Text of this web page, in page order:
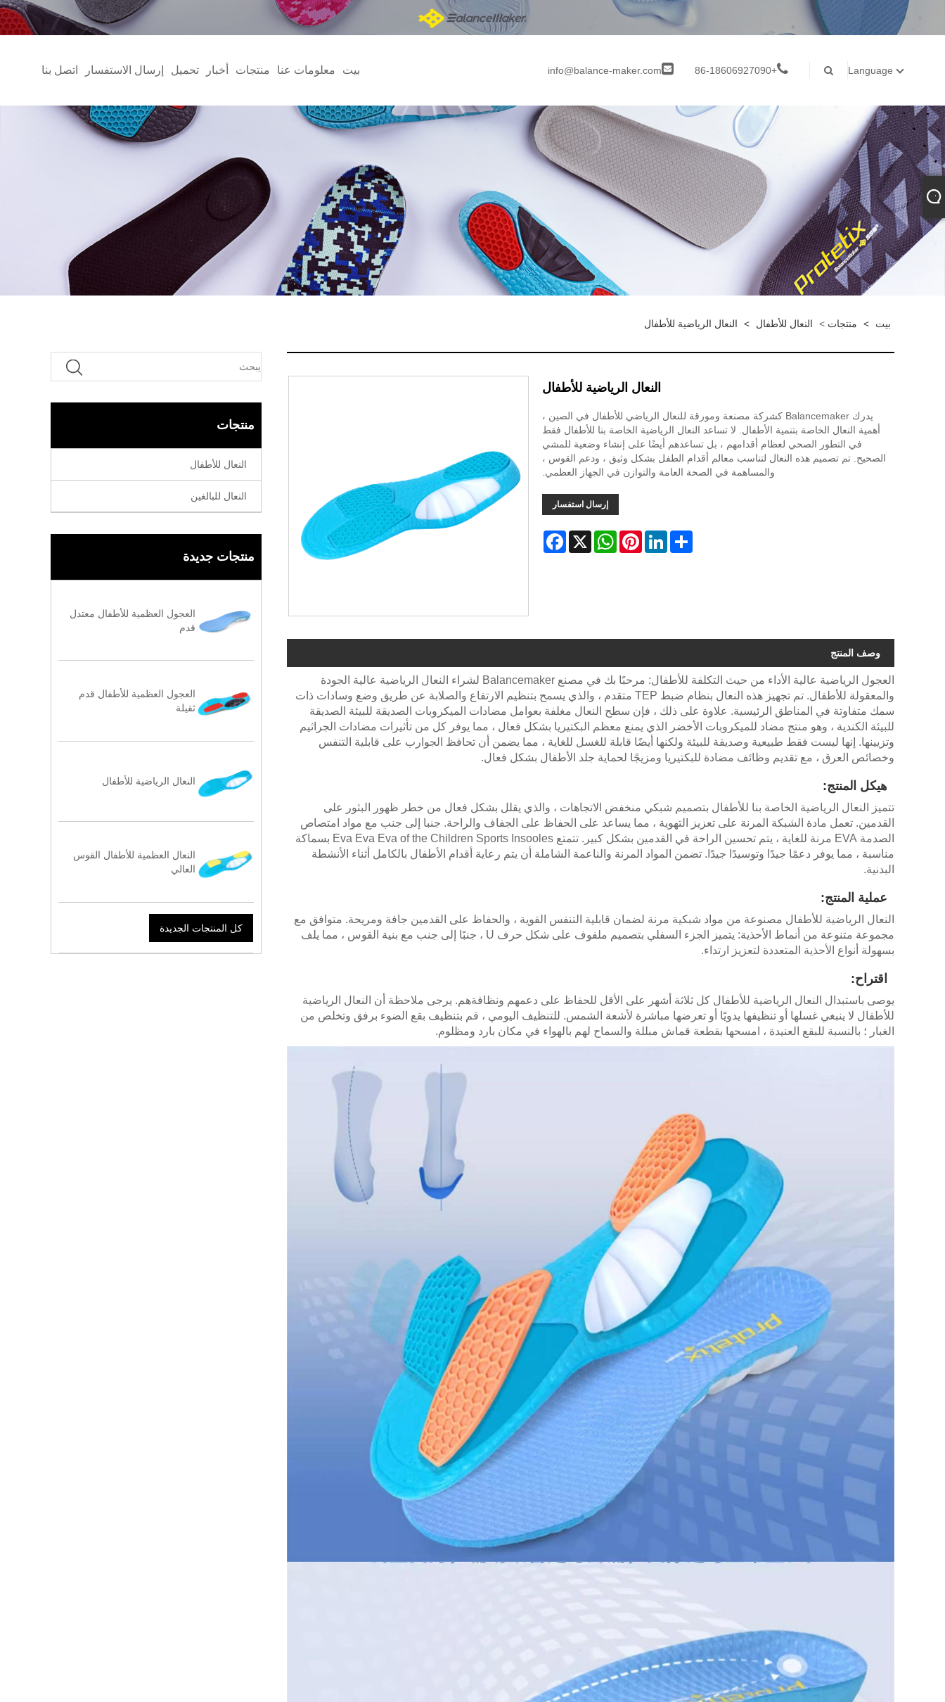
بيت معلومات عنا منتجات أخبار تحميل إرسال الاستفسار اتصل بنا info@balance-maker.com +86-18606927090 Language
بيت > منتجات > النعال للأطفال > النعال الرياضية للأطفال
منتجات
النعال للأطفال
النعال للبالغين
منتجات جديدة
العجول العظمية للأطفال معتدل
قدم
العجول العظمية للأطفال قدم
ثقيلة
النعال الرياضية للأطفال
النعال العظمية للأطفال القوس
العالي
كل المنتجات الجديدة
النعال الرياضية للأطفال
يدرك Balancemaker كشركة مصنعة ومورقة للنعال الرياضي للأطفال في الصين ،
أهمية النعال الخاصة بتنمية الأطفال. لا تساعد النعال الرياضية الخاصة بنا للأطفال فقط
في التطور الصحي لعظام أقدامهم ، بل تساعدهم أيضًا على إنشاء وضعية للمشي
الصحيح. تم تصميم هذه النعال لتناسب معالم أقدام الطفل بشكل وثيق ، ودعم القوس ،
والمساهمة في الصحة العامة والتوازن في الجهاز العظمي.
إرسال استفسار
Facebook X
WhatsAppPinterestLinkedInShare
وصف المنتج
العجول الرياضية عالية الأداء من حيث التكلفة للأطفال: مرحبًا بك في مصنع Balancemaker لشراء النعال الرياضية عالية الجودة
والمعقولة للأطفال. تم تجهيز هذه النعال بنظام ضبط TEP متقدم ، والذي يسمح بتنظيم الارتفاع والصلابة عن طريق وضع وسادات ذات
سمك متفاوتة في المناطق الرئيسية. علاوة على ذلك ، فإن سطح النعال مغلفة بعوامل مضادات الميكروبات الصديقة للبيئة الصديقة
للبيئة الكندية ، وهو منتج مضاد للميكروبات الأخضر الذي يمنع معظم البكتيريا بشكل فعال ، مما يوفر كل من تأثيرات مضادات الجراثيم
وتزيينها. إنها ليست فقط طبيعية وصديقة للبيئة ولكنها أيضًا قابلة للغسل للغاية ، مما يضمن أن تحافظ الجوارب على قابلية التنفس
وخصائص العرق ، مع تقديم وظائف مضادة للبكتيريا ومزيجًا لحماية جلد الأطفال بشكل فعال.
هيكل المنتج:
تتميز النعال الرياضية الخاصة بنا للأطفال بتصميم شبكي منخفض الاتجاهات ، والذي يقلل بشكل فعال من خطر ظهور البثور على
القدمين. تعمل مادة الشبكة المرنة على تعزيز التهوية ، مما يساعد على الحفاظ على الجفاف والراحة. جنبا إلى جنب مع مواد امتصاص
الصدمة EVA مرنة للغاية ، يتم تحسين الراحة في القدمين بشكل كبير. تتمتع Eva Eva Eva of the Children Sports Insooles بسماكة
مناسبة ، مما يوفر دعمًا جيدًا وتوسيدًا جيدًا. تضمن المواد المرنة والناعمة الشاملة أن يتم رعاية أقدام الأطفال بالكامل أثناء الأنشطة
البدنية.
عملية المنتج:
النعال الرياضية للأطفال مصنوعة من مواد شبكية مرنة لضمان قابلية التنفس القوية ، والحفاظ على القدمين جافة ومريحة. متوافق مع
مجموعة متنوعة من أنماط الأحذية: يتميز الجزء السفلي بتصميم ملفوف على شكل حرف U ، جنبًا إلى جنب مع بنية القوس ، مما يلف
بسهولة أنواع الأحذية المتعددة لتعزيز ارتداء.
اقتراح:
يوصى باستبدال النعال الرياضية للأطفال كل ثلاثة أشهر على الأقل للحفاظ على دعمهم ونظافةهم. يرجى ملاحظة أن النعال الرياضية
للأطفال لا ينبغي غسلها أو تنظيفها يدويًا أو تعرضها مباشرة لأشعة الشمس. للتنظيف اليومي ، قم بتنظيف بقع الضوء برفق وتخلص من
الغبار ؛ بالنسبة للبقع العنيدة ، امسحها بقطعة قماش مبللة والسماح لهم بالهواء في مكان بارد ومظلوم.